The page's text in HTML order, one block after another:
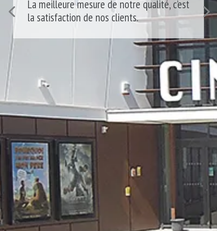
« Être architecte, c’est s’installer dans le
temps et dans l’Histoire » (Paul Chémétov)